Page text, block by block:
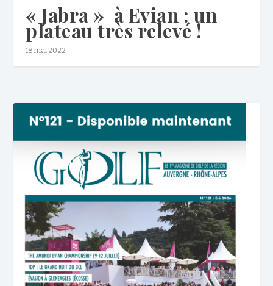
« Jabra » à Evian : un
plateau très relevé !
18 mai 2022